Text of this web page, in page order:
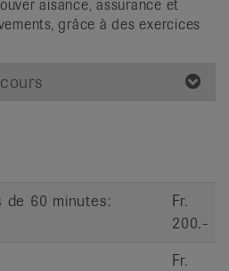
aisance, assurance et
grâce à des exercices
de 60 minutes:
Fr.
200.-
Fr.